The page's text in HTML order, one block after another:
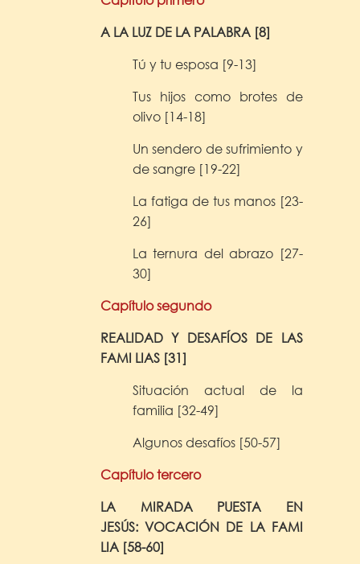
A LA LUZ DE LA PALABRA [8]
Tú y tu esposa [9-13]
Tus hijos como brotes de
olivo [14-18]
Un sendero de sufrimiento y
de sangre [19-22]
La fatiga de tus manos [23-
26]
La ternura del abrazo [27-
30]
Capítulo segundo
REALIDAD Y DESAFÍOS DE LAS
FAMI LIAS [31]
Situación actual de la
familia [32-49]
Algunos desafíos [50-57]
Capítulo tercero
LA MIRADA PUESTA EN
JESÚS:VOCACIÓN DE LA FAMI
LIA [58-60]